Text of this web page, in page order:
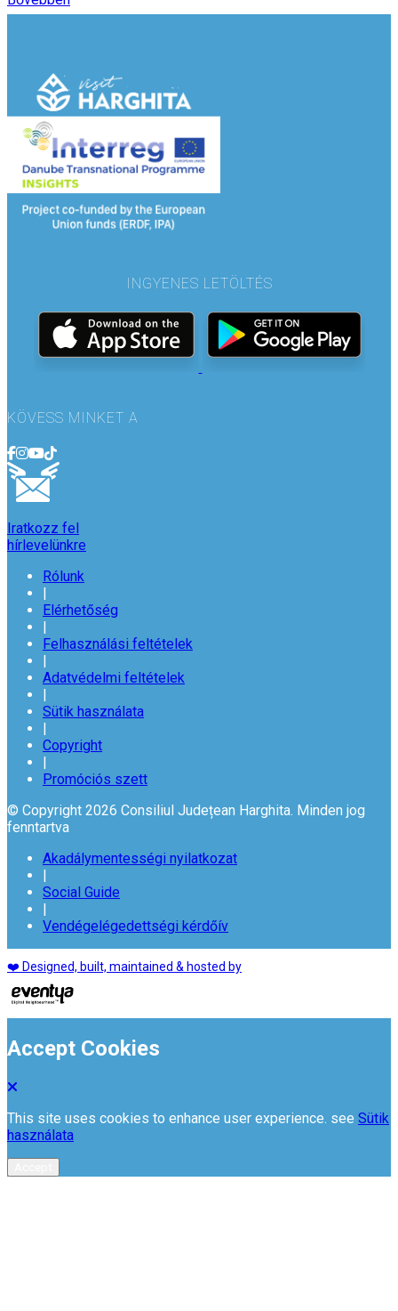
INGYENES LETÖLTÉS
KÖVESS MINKET A
Iratkozz fel
hírlevelünkre
Rólunk
|
Elérhetőség
|
Felhasználási feltételek
|
Adatvédelmi feltételek
|
Sütik használata
|
Copyright
|
Promóciós szett
© Copyright 2026 Consiliul Județean Harghita. Minden jog
fenntartva
Akadálymentességi nyilatkozat
|
Social Guide
|
Vendégelégedettségi kérdőív
❤️ Designed, built, maintained & hosted by
Accept Cookies
This site uses cookies to enhance user experience. see Sütik
használata